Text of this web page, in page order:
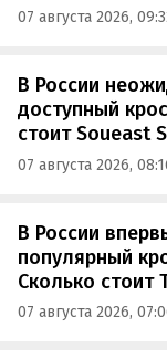
07 августа 2026,
В России
доступный
стоит Soueast
07 августа 2026,
В России
популярный
Сколько стоит
07 августа 2026,